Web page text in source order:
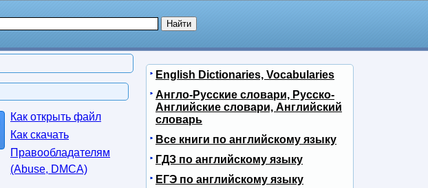
Как открыть файл
Как скачать
Правообладателям
(Abuse, DMСA)
English Dictionaries, Vocabularies
Англо-Русские словари, Русско-
Английские словари, Английский
словарь
Все книги по английскому языку
ГДЗ по английскому языку
ЕГЭ по английскому языку